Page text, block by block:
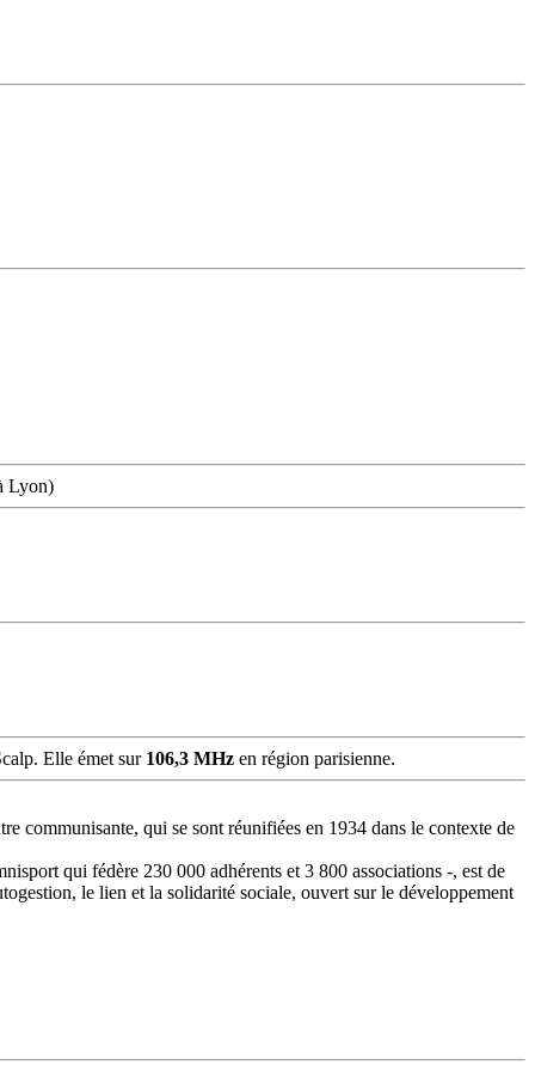
Lyon)
Elle émet sur 106,3 MHz en région parisienne.
communisante, qui se sont réunifiées en 1934 dans le contexte de
qui fédère 230 000 adhérents et 3 800 associations -, est de
le lien et la solidarité sociale, ouvert sur le développement